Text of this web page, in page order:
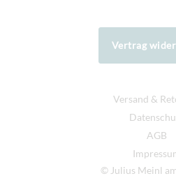
Vertrag
Versand &
AGB
© Julius Meinl